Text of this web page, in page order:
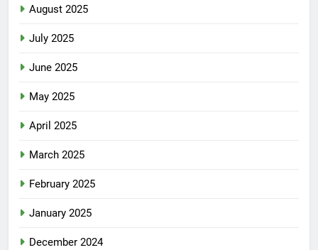
August 2025
July 2025
June 2025
May 2025
April 2025
March 2025
February 2025
January 2025
December 2024